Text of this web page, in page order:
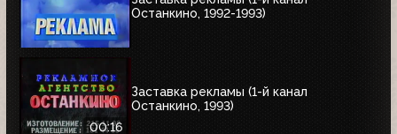
Останкино, 1992-1993)
00:16
Заставка рекламы (1-й канал
Останкино, 1993)